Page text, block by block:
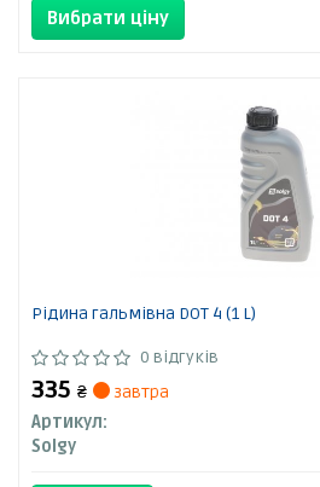
Вибрати ціну
Рідина гальмівна DOT 4 (1 L)
0 відгуків
335 ₴
завтра
Артикул:
Solgy